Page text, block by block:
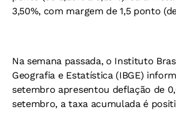
3,50%, com margem de 1,5 ponto
Na semana passada, o Instituto
Geografia e Estatística (IBGE)
setembro apresentou deflação de
setembro, a taxa acumulada é